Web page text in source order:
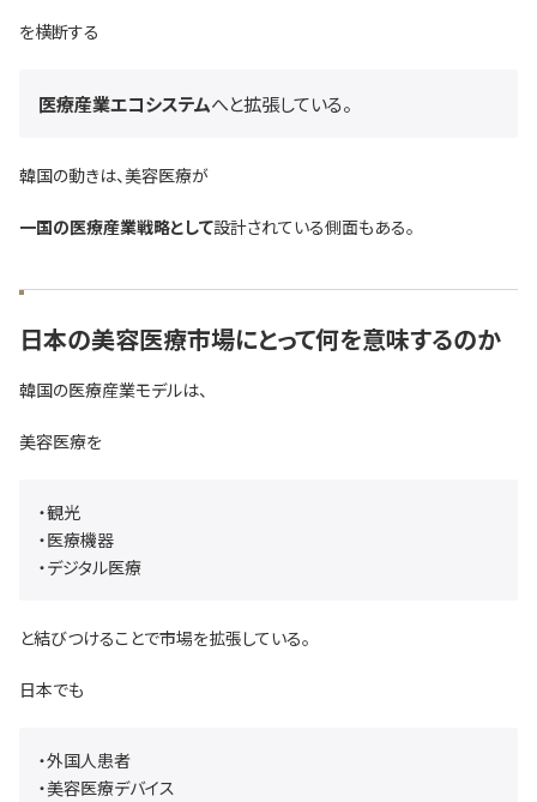
を横断する
医療産業エコシステムへと拡張している。
韓国の動きは、美容医療が
一国の医療産業戦略として設計されている側面もある。
日本の美容医療市場にとって何を意味するのか
韓国の医療産業モデルは、
美容医療を
・観光
・医療機器
・デジタル医療
と結びつけることで市場を拡張している。
日本でも
・外国人患者
・美容医療デバイス